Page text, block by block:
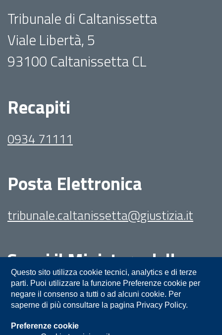
Tribunale di Caltanissetta
Viale Libertà, 5
93100 Caltanissetta CL
Recapiti
0934 71111
Posta Elettronica
tribunale.caltanissetta@giustizia.it
Segui il Ministero della
Giustizia su:
Questo sito utilizza cookie tecnici, analytics e di terze
parti. Puoi utilizzare la funzione Preferenze cookie per
negare il consenso a tutti o ad alcuni cookie. Per
saperne di più consultare la pagina Privacy Policy.
Preferenze cookie